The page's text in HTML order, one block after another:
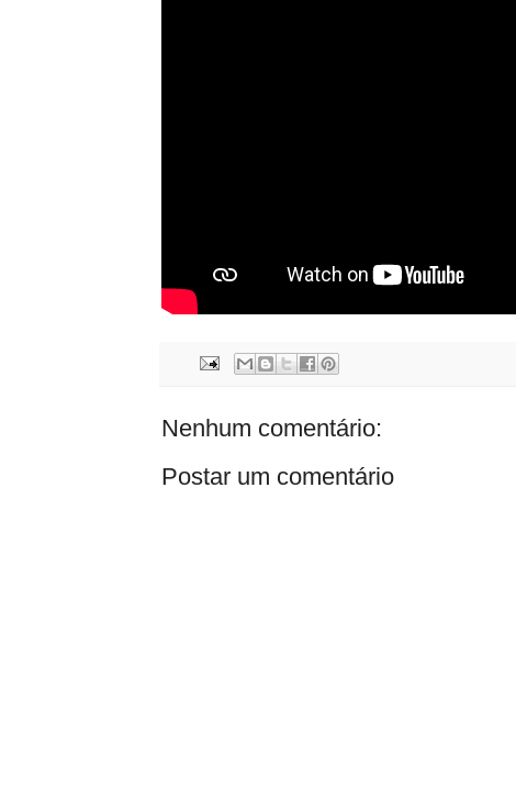
Nenhum comentário:
Postar um comentário